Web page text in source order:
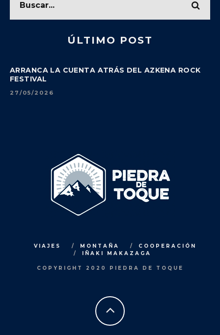
ÚLTIMO POST
ARRANCA LA CUENTA ATRÁS DEL AZKENA ROCK
FESTIVAL
27/05/2026
VIAJES MONTAÑA
COOPERACIÓN
IÑAKI MAKAZAGA
COPYRIGHT 2020 PIEDRA DE TOQUE